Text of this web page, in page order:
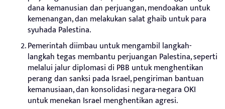
dana kemanusian dan perjuangan, mendoakan untuk
kemenangan, dan melakukan salat ghaib untuk para
syuhada Palestina.
Pemerintah diimbau untuk mengambil langkah-
langkah tegas membantu perjuangan Palestina, seperti
melalui jalur diplomasi di PBB untuk menghentikan
perang dan sanksi pada Israel, pengiriman bantuan
kemanusiaan, dan konsolidasi negara-negara OKI
untuk menekan Israel menghentikan agresi.